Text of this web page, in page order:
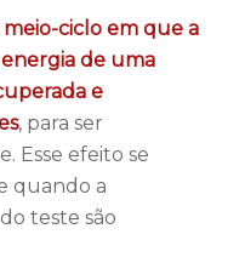
ciclo em que a
de uma
e
, para ser
Esse efeito se
quando a
teste são